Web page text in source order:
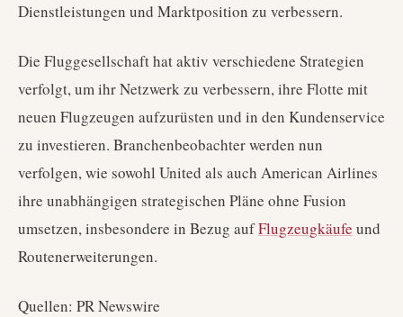
Dienstleistungen und Marktposition zu verbessern.
Die Fluggesellschaft hat aktiv verschiedene Strategien
verfolgt, um ihr Netzwerk zu verbessern, ihre Flotte mit
neuen Flugzeugen aufzurüsten und in den Kundenservice
zu investieren. Branchenbeobachter werden nun
verfolgen, wie sowohl United als auch American Airlines
ihre unabhängigen strategischen Pläne ohne Fusion
umsetzen, insbesondere in Bezug aufFlugzeugkäufe und
Routenerweiterungen.
Quellen: PR Newswire